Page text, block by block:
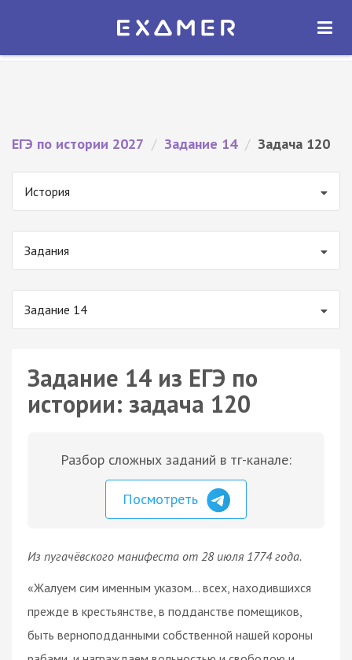
Экзамер — ЕГЭ 2027
ОТКРЫТЬ
ЕГЭ по истории 2027 / Задание 14 / Задача 120
История
Задания
Задание 14
Задание 14 из ЕГЭ по
истории: задача 120
Разбор сложных заданий в тг-канале:
Посмотреть
Из пугачёвского манифеста от 28 июля 1774 года.
«Жалуем сим именным указом... всех, находившихся
прежде в крестьянстве, в подданстве помещиков,
быть верноподданными собственной нашей короны